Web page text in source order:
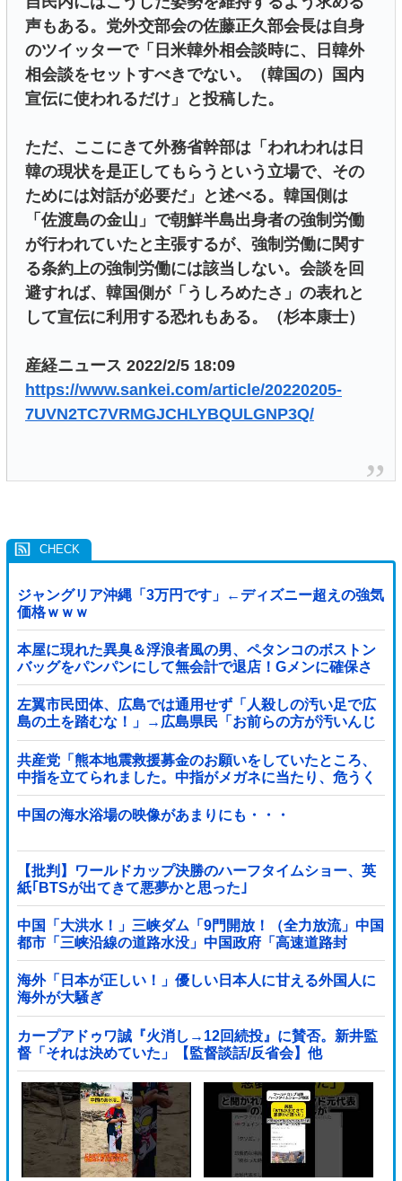
声もある。党外交部会の佐藤正久部会長は自身
のツイッターで「日米韓外相会談時に、日韓外
相会談をセットすべきでない。（韓国の）国内
宣伝に使われるだけ」と投稿した。
ただ、ここにきて外務省幹部は「われわれは日
韓の現状を是正してもらうという立場で、その
ためには対話が必要だ」と述べる。韓国側は
「佐渡島の金山」で朝鮮半島出身者の強制労働
が行われていたと主張するが、強制労働に関す
る条約上の強制労働には該当しない。会談を回
避すれば、韓国側が「うしろめたさ」の表れと
して宣伝に利用する恐れもある。（杉本康士）
産経ニュース 2022/2/5 18:09
https://www.sankei.com/article/20220205-
7UVN2TC7VRMGJCHLYBQULGNP3Q/
ジャングリア沖縄「3万円です」←ディズニー超えの強気
価格ｗｗｗ
本屋に現れた異臭＆浮浪者風の男、ペタンコのボストン
バッグをパンパンにして無会計で退店！Gメンに確保さ
れ「なんで？」と本気で困惑ｗｗｗ
左翼市民団体、広島では通用せず「人殺しの汚い足で広
島の土を踏むな！」→広島県民「お前らの方が汚いんじ
ゃ！」「ワシらが広島県民じゃ」
共産党「熊本地震救援募金のお願いをしていたところ、
中指を立てられました。中指がメガネに当たり、危うく
怪我をするところでした」
中国の海水浴場の映像があまりにも・・・
【批判】ワールドカップ決勝のハーフタイムショー、英
紙｢BTSが出てきて悪夢かと思った｣
中国「大洪水！」三峡ダム「9門開放！（全力放流」中国
都市「三峡沿線の道路水没」中国政府「高速道路封
鎖！」中国ダム「緊急放流に合わせて開門（土砂崩れ発
生」→
海外「日本が正しい！」優しい日本人に甘える外国人に
海外が大騒ぎ
カープアドゥワ誠『火消し→12回続投』に賛否。新井監
督「それは決めていた」【監督談話/反省会】他